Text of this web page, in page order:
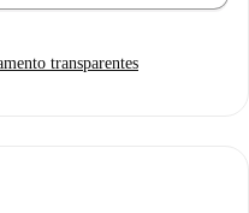
transparentes